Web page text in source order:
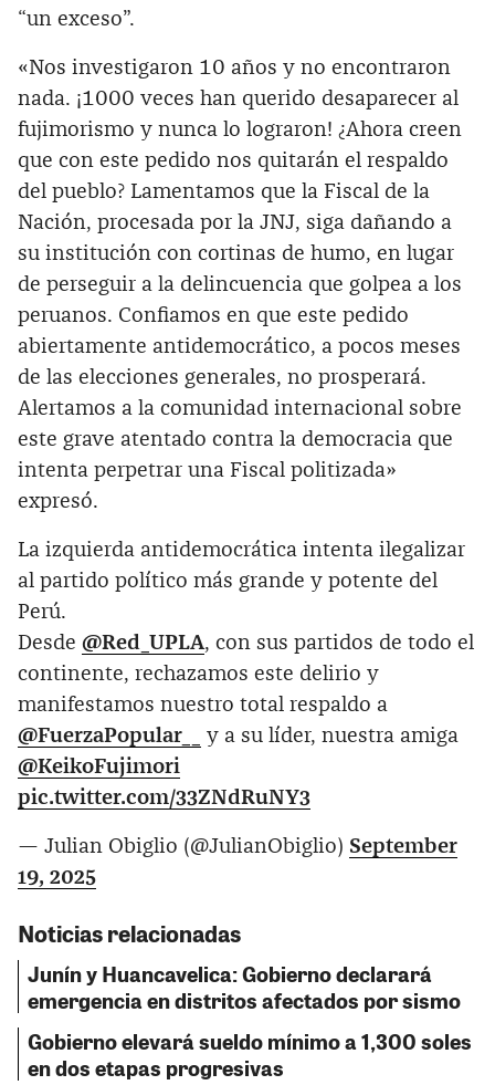
“un exceso”.
«Nos investigaron 10 años y no encontraron
nada. ¡1000 veces han querido desaparecer al
fujimorismo y nunca lo lograron! ¿Ahora creen
que con este pedido nos quitarán el respaldo
del pueblo? Lamentamos que la Fiscal de la
Nación, procesada por la JNJ, siga dañando a
su institución con cortinas de humo, en lugar
de perseguir a la delincuencia que golpea a los
peruanos. Confiamos en que este pedido
abiertamente antidemocrático, a pocos meses
de las elecciones generales, no prosperará.
Alertamos a la comunidad internacional sobre
este grave atentado contra la democracia que
intenta perpetrar una Fiscal politizada»
expresó.
La izquierda antidemocrática intenta ilegalizar
al partido político más grande y potente del
Perú.
Desde @Red_UPLA, con sus partidos de todo el
continente, rechazamos este delirio y
manifestamos nuestro total respaldo a
@FuerzaPopular__
y a su líder, nuestra amiga
@KeikoFujimori
pic.twitter.com/33ZNdRuNY3
— Julian Obiglio (@JulianObiglio) September
19, 2025
Noticias relacionadas
Junín y Huancavelica: Gobierno declarará
emergencia en distritos afectados por sismo
Gobierno elevará sueldo mínimo a 1,300 soles
en dos etapas progresivas